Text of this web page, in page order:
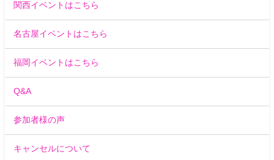
関西イベントはこちら
名古屋イベントはこちら
福岡イベントはこちら
Q&A
参加者様の声
キャンセルについて